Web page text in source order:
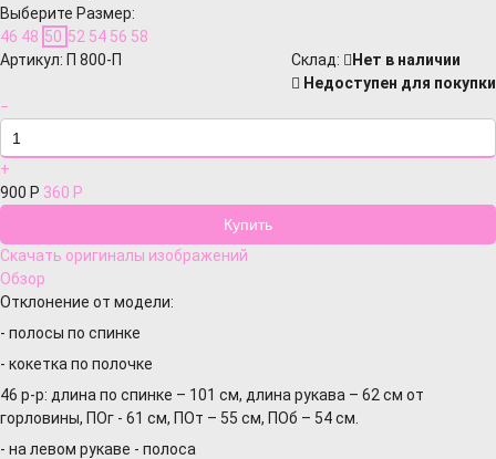
Выберите Размер:
46 48 50 52 54 56 58
Артикул: П 800-П Cклад:
Нет в наличии
Недоступен для покупки
−
+
900 Р 360 Р
Скачать оригиналы изображений
Обзор
Отклонение от модели:
- полосы по спинке
- кокетка по полочке
46 р-р: длина по спинке – 101 см, длина рукава – 62 см от
горловины, ПОг - 61 см, ПОт – 55 см, ПОб – 54 см.
- на левом рукаве - полоса